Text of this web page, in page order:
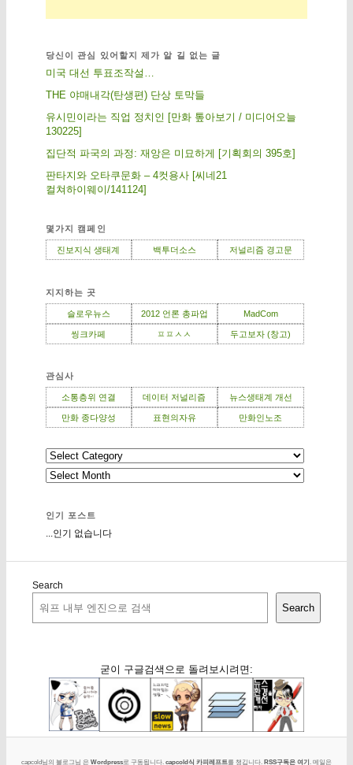
당신이 관심 있어할지 제가 알 길 없는 글
미국 대선 투표조작설…
THE 야매내각(탄생편) 단상 토막들
유시민이라는 직업 정치인 [만화 톺아보기 / 미디어오늘
130225]
집단적 파국의 과정: 재앙은 미묘하게 [기획회의 395호]
판타지와 오타쿠문화 – 4컷용사 [씨네21
컬쳐하이웨이/141124]
몇가지 캠페인
진보지식 생태계 백투더소스 저널리즘 경고문
지지하는 곳
슬로우뉴스 2012 언론 총파업 MadCom
씽크카페 ㅍㅍㅅㅅ 두고보자 (창고)
관심사
소통층위 연결 데이터 저널리즘 뉴스생태계 개선
만화 종다양성 표현의자유 만화인노조
인기 포스트
...인기 없습니다
Search
Search
굳이 구글검색으로 돌려보시려면:
capcold님의 블로그님 은 Wordpress로 구동됩니다. capcold식 카피레프트를 챙깁니다. RSS구독은 여기. 메일은